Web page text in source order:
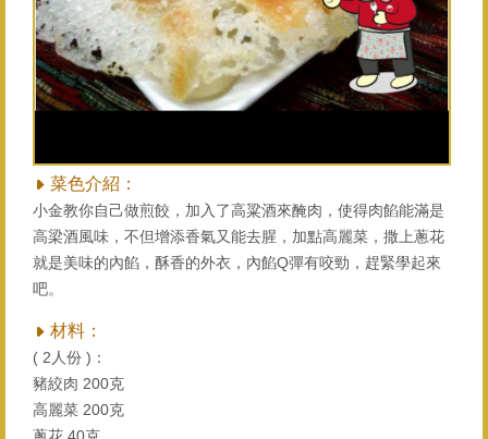
菜色介紹：
小金教你自己做煎餃，加入了高粱酒來醃肉，使得肉餡能滿是
高梁酒風味，不但增添香氣又能去腥，加點高麗菜，撒上蔥花
就是美味的內餡，酥香的外衣，內餡Q彈有咬勁，趕緊學起來
吧。
材料：
( 2人份 )：
豬絞肉 200克
高麗菜 200克
蔥花 40克